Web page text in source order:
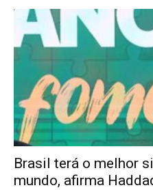
Brasil terá o melhor
mundo, afirma